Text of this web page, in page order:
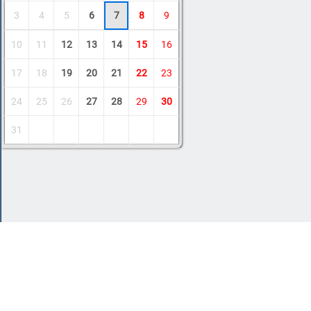
3 4 5 6 7 8 9
10 11 12 13 14 15 16
17 18 19 20 21 22 23
24 25 26 27 28 29 30
31